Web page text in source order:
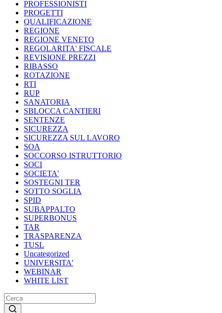
PROFESSIONISTI
PROGETTI
QUALIFICAZIONE
REGIONE
REGIONE VENETO
REGOLARITA' FISCALE
REVISIONE PREZZI
RIBASSO
ROTAZIONE
RTI
RUP
SANATORIA
SBLOCCA CANTIERI
SENTENZE
SICUREZZA
SICUREZZA SUL LAVORO
SOA
SOCCORSO ISTRUTTORIO
SOCI
SOCIETA'
SOSTEGNI TER
SOTTO SOGLIA
SPID
SUBAPPALTO
SUPERBONUS
TAR
TRASPARENZA
TUSL
Uncategorized
UNIVERSITA'
WEBINAR
WHITE LIST